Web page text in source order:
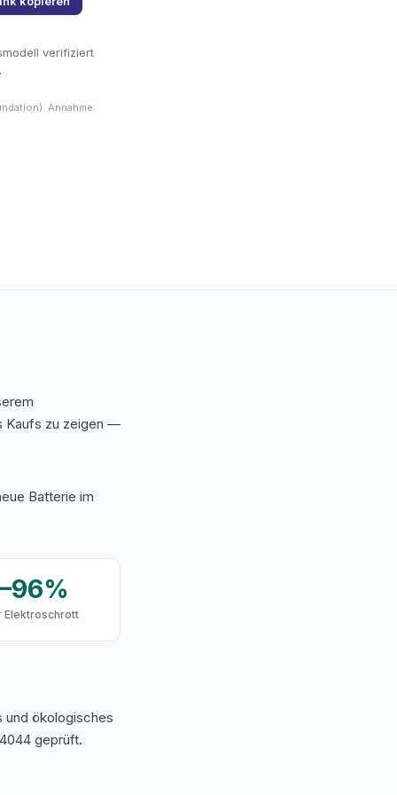
verifiziert
.
Annahme:
Kaufs zu zeigen —
Batterie im
Elektroschrott
ökologisches
geprüft.